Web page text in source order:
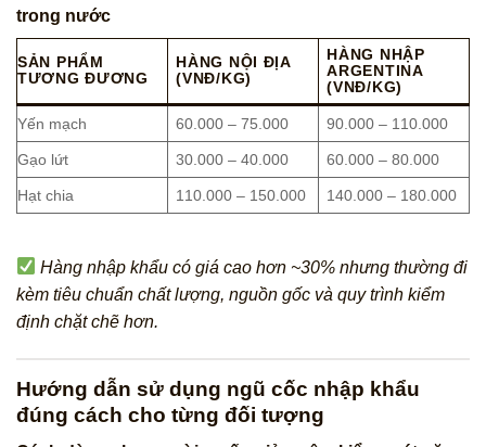
trong nước
SẢN PHẨM
TƯƠNG ĐƯƠNG
HÀNG NỘI ĐỊA
(VNĐ/KG)
HÀNG NHẬP
ARGENTINA
(VNĐ/KG)
Yến mạch 60.000 – 75.000 90.000 – 110.000
Gạo lứt 30.000 – 40.000 60.000 – 80.000
Hạt chia 110.000 – 150.000 140.000 – 180.000
Hàng nhập khẩu có giá cao hơn ~30% nhưng thường đi
kèm tiêu chuẩn chất lượng, nguồn gốc và quy trình kiểm
định chặt chẽ hơn.
Hướng dẫn sử dụng ngũ cốc nhập khẩu
đúng cách cho từng đối tượng